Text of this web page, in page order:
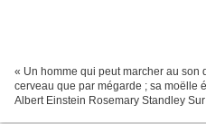
« Un homme qui peut marcher au son
cerveau que par mégarde ; sa moëlle
Albert Einstein Rosemary Standley Sur :